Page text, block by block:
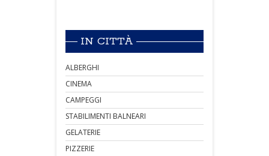
IN CITTÀ
ALBERGHI
CINEMA
CAMPEGGI
STABILIMENTI BALNEARI
GELATERIE
PIZZERIE